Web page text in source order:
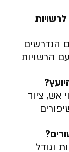
הנדרשים,
הרשויות
?
אש, ציוד
?
וגודל